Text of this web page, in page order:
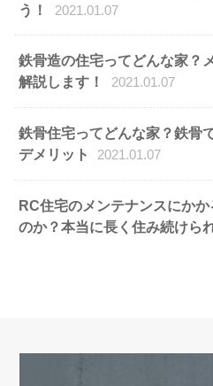
う！
2021.01.07
鉄骨造の住宅ってどんな家？
解説します！
2021.01.07
鉄骨住宅ってどんな家？鉄骨
デメリット
2021.01.07
RC住宅のメンテナンスにか
のか？本当に長く住み続けら